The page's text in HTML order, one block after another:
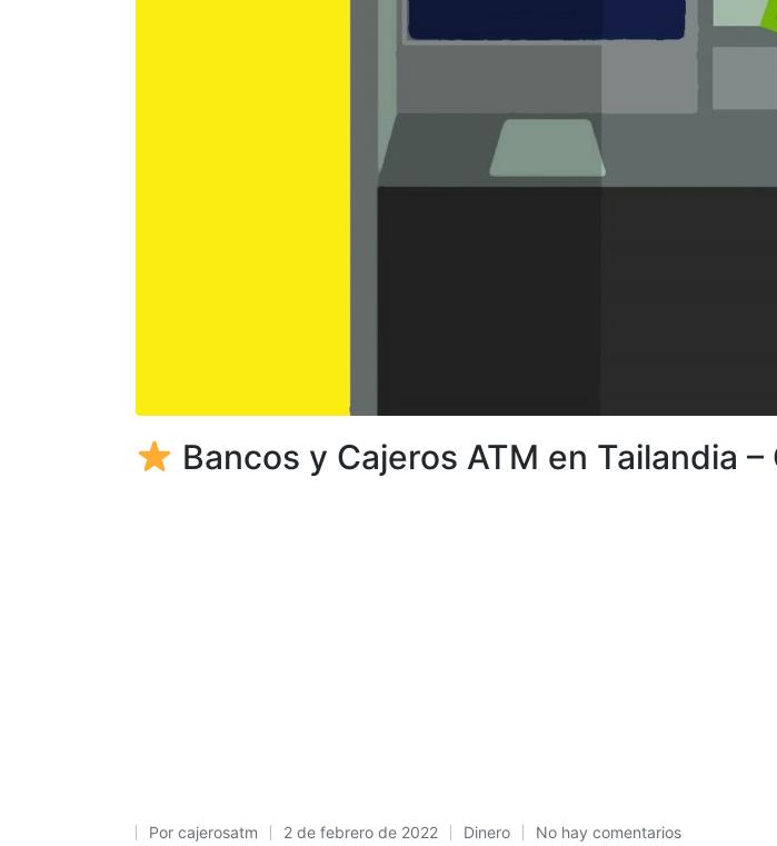
Bancos y Cajeros ATM en Tailandia
Por cajerosatm 2 de febrero de 2022 Dinero No hay comentarios